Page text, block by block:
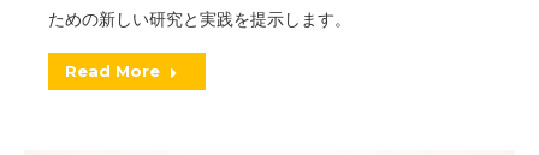
ための新しい研究と実践を提示します。
Read More